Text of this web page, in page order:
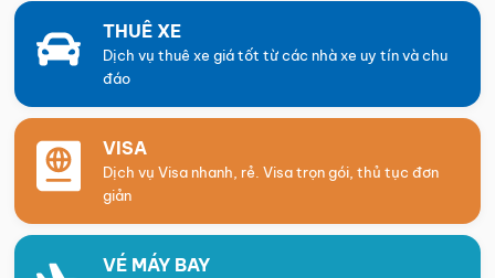
THUÊ XE
Dịch vụ thuê xe giá tốt từ các nhà xe uy tín và chu
đáo
VISA
Dịch vụ Visa nhanh, rẻ. Visa trọn gói, thủ tục đơn
giản
VÉ MÁY BAY